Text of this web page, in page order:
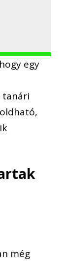
egy
tanári
még